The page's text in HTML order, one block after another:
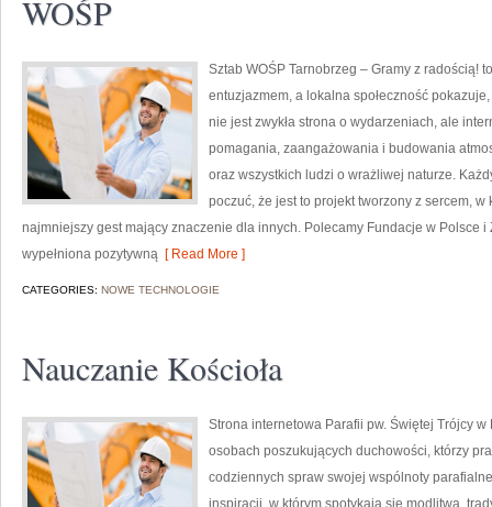
WOŚP
Sztab WOŚP Tarnobrzeg – Gramy z radością!
entuzjazmem, a lokalna społeczność
nie jest zwykła strona o wydarzeniach, ale
pomagania, zaangażowania i budowania
oraz wszystkich ludzi o wrażliwej naturze.
poczuć, że jest to projekt tworzony z sercem,
najmniejszy gest mający znaczenie dla innych. Polecamy Fundacje w Polsce
wypełniona pozytywną [ Read More ]
CATEGORIES: NOWE TECHNOLOGIE
Nauczanie Kościoła
Strona internetowa Parafii pw. Świętej Trójcy
osobach poszukujących duchowości, którzy
codziennych spraw swojej wspólnoty
inspiracji, w którym spotykają się modlitwa,